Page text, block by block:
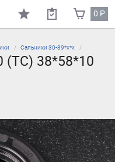
0₽
Сальники 30-39*х*х
38*58*10